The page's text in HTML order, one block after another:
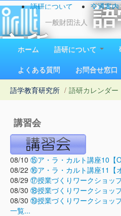
一般財団法人
究所
1923（大正12）年創
語研について 交通案内
お問い合わせ
ホーム 語研について
よくある質問
お問合せ窓口
語学教育研究所 / 語研カレンダー
講習会
08/10 ⑮ア・ラ・カルト講座10【
08/22 ⑯ア・ラ・カルト講座11【
08/29 ⑰授業づくりワークショッ
08/30 ⑱授業づくりワークショッ
08/30 ⑲授業づくりワークショッ
一覧...